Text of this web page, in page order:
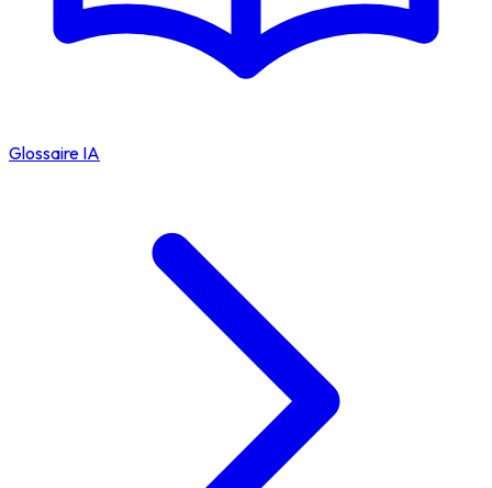
Glossaire IA